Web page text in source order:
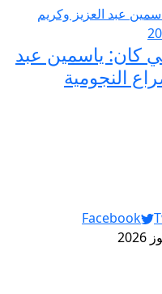
كان: ياسمين عبد
النجومية
Facebook